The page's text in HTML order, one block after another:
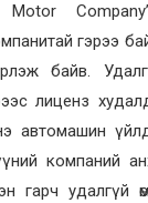
гэрээ
байв.
лиценз
автомашин
компаний
гарч удалгүй